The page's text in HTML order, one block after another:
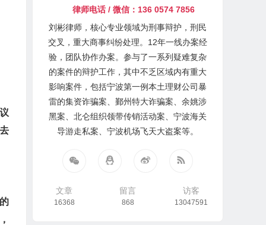
律师电话 / 微信：136 0574 7856
刘彬律师，核心专业领域为刑事辩护，刑民
交叉，重大商事纠纷处理。12年一线办案经
验，团队协作办案。参与了一系列疑难复杂
的案件的辩护工作，其中不乏区域内有重大
影响案件，包括宁波第一例本土理财公司暴
雷的集资诈骗案、鄞州特大诈骗案、余姚涉
黑案、北仑组织领带传销活动案、宁波海关
导游走私案、宁波机场飞天大盗案等。
文章
16368
留言
868
访客
13047591